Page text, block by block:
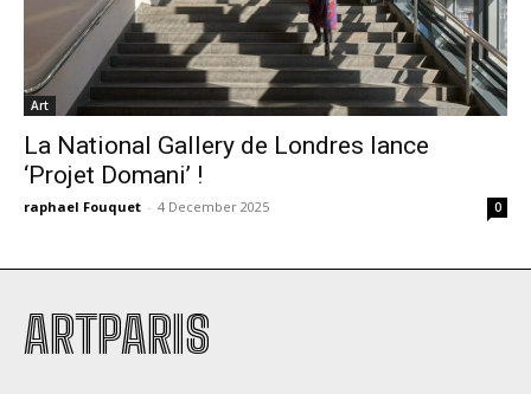
Art
La National Gallery de Londres lance
‘Projet Domani’ !
raphael Fouquet - 4 December 2025 0
ARTPARIS